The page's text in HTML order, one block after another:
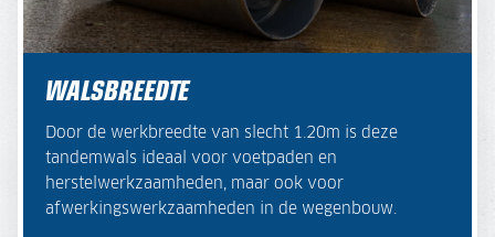
WALSBREEDTE
Door de werkbreedte van slecht 1.20m is deze
tandemwals ideaal voor voetpaden en
herstelwerkzaamheden, maar ook voor
afwerkingswerkzaamheden in de wegenbouw.